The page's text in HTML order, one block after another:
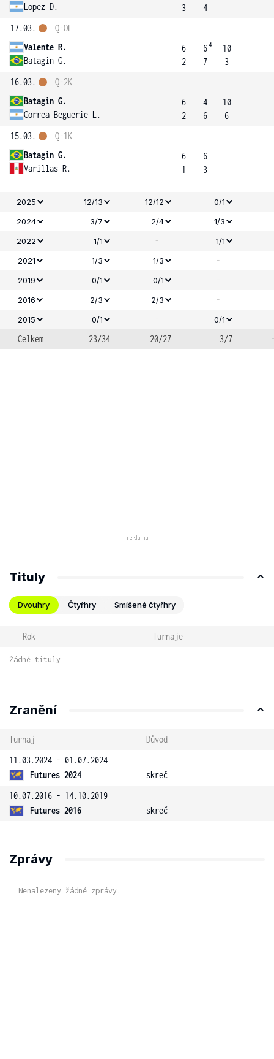
Lopez D.
3
4
17.03.
Valente R.
Batagin G.
Q-OF
6
2
64
7
10
3
16.03.
Batagin G.
Correa Beguerie L.
Q-2K
6
2
4
6
10
6
15.03.
Batagin G.
Varillas R.
Q-1K
6
1
6
3
2025 12/13 12/12
0/1
2024
3/7 2/4
1/3
2022
1/1 -
1/1
2021
1/3 1/3 -
2019 0/1 0/1 -
2016 2/3 2/3 -
2015 0/1 - 0/1
Celkem 23/34 20/27 3/7
Tituly
Dvouhry Čtyřhry Smíšené čtyřhry
Rok Turnaje
Žádné tituly
Zranění
Turnaj
Důvod
11.03.2024 - 01.07.2024
Futures 2024
skreč
10.07.2016 - 14.10.2019
Futures 2016
skreč
Zprávy
Nenalezeny žádné zprávy.